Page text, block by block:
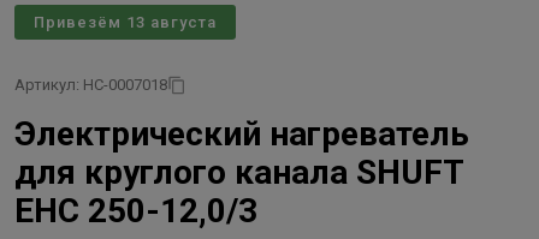
Привезём 13 августа
Артикул: НС-0007018
Электрический нагреватель
для круглого канала SHUFT
EHC 250-12,0/3